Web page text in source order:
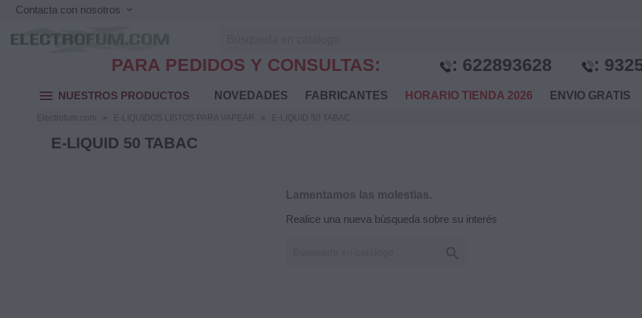
Contacta con nosotros keyboard_arrow_down
PARA PEDIDOS Y CONSULTAS: : 622893628 :
menu NUESTROS PRODUCTOS NOVEDADES FABRICANTES HORARIO TIENDA 2026 ENVIO GRATIS
Electrofum.com E-LIQUIDOS LISTOS PARA VAPEAR E-LIQUID 50 TABAC
E-LIQUID 50 TABAC
Lamentamos las molestias.
Realice una nueva búsqueda sobre su interés
